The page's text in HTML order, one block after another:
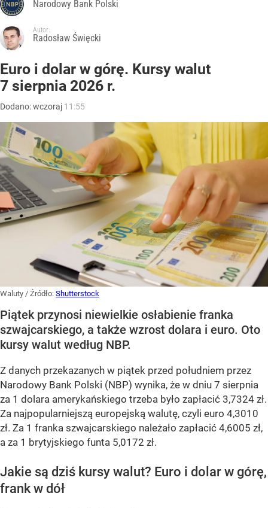
Narodowy Bank Polski
Autor:
Radosław Święcki
Euro i dolar w górę. Kursy walut
7 sierpnia 2026 r.
Dodano:wczoraj 11:55
Waluty / Źródło: Shutterstock
Piątek przynosi niewielkie osłabienie franka
szwajcarskiego, a także wzrost dolara i euro. Oto
kursy walut według NBP.
Z danych przekazanych w piątek przed południem przez
Narodowy Bank Polski (NBP) wynika, że w dniu 7 sierpnia
za 1 dolara amerykańskiego trzeba było zapłacić 3,7324 zł.
Za najpopularniejszą europejską walutę, czyli euro 4,3010
zł. Za 1 franka szwajcarskiego należało zapłacić 4,6005 zł,
a za 1 brytyjskiego funta 5,0172 zł.
Jakie są dziś kursy walut? Euro i dolar w górę,
frank w dół